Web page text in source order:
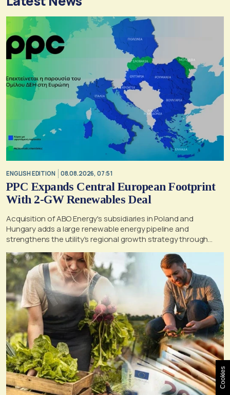
ENGLISH EDITION 08.08.2026, 07:51
PPC Expands Central European Footprint
With 2-GW Renewables Deal
Acquisition of ABO Energy's subsidiaries in Poland and
Hungary adds a large renewable energy pipeline and
strengthens the utility's regional growth strategy through
2030
Cookies